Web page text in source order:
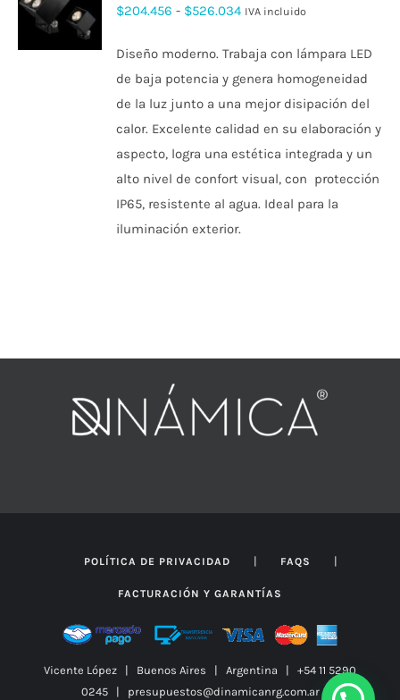
ESTE
PRODUCTO
TIENE
MÚLTIPLES
VARIANTES.
PRODUCTO
$204.456 - $526.034Rango
precios:
desde
$204.456
hasta
$526.034
IVA incluido
Diseño moderno. Trabaja con lámpara LED
de baja potencia y genera homogeneidad
de la luz junto a una mejor disipación del
calor. Excelente calidad en su elaboración y
aspecto, logra una estética integrada y un
alto nivel de confort visual, con protección
IP65, resistente al agua. Ideal para la
iluminación exterior.
POLÍTICA DE PRIVACIDAD | FAQS |
FACTURACIÓN Y GARANTÍAS
Vicente López | Buenos Aires | Argentina | +54 11 5290
0245 | presupuestos@dinamicanrg.com.ar